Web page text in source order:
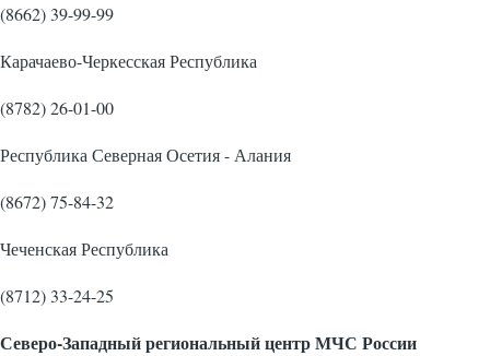
(8662) 39-99-99
Карачаево-Черкесская Республика
(8782) 26-01-00
Республика Северная Осетия - Алания
(8672) 75-84-32
Чеченская Республика
(8712) 33-24-25
Северо-Западный региональный центр МЧС России